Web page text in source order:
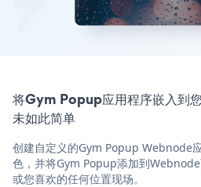
将Gym Popup应用程序嵌入到
未如此简单
创建自定义的Gym Popup Webnode
色，并将Gym Popup添加到
或您喜欢的任何位置现场。